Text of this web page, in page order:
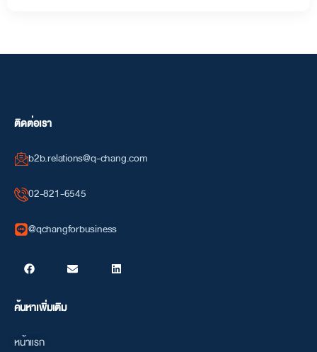
ติดต่อเรา
b2b.relations@q-chang.com
02-821-6545
@qchangforbusiness
ค้นหาเพิ่มเติม
หน้าแรก